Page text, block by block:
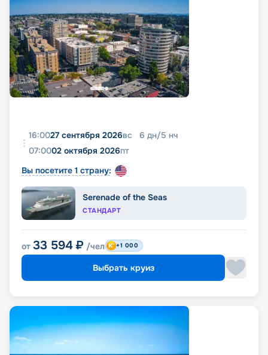
16:0027 сентября 2026вс 6 дн/5 нч
07:0002 октября 2026пт
Вы посетите 1 страну:
Serenade of the Seas
СТАНДАРТ
от 33 594 ₽ /чел +1 000
Выбрать круиз